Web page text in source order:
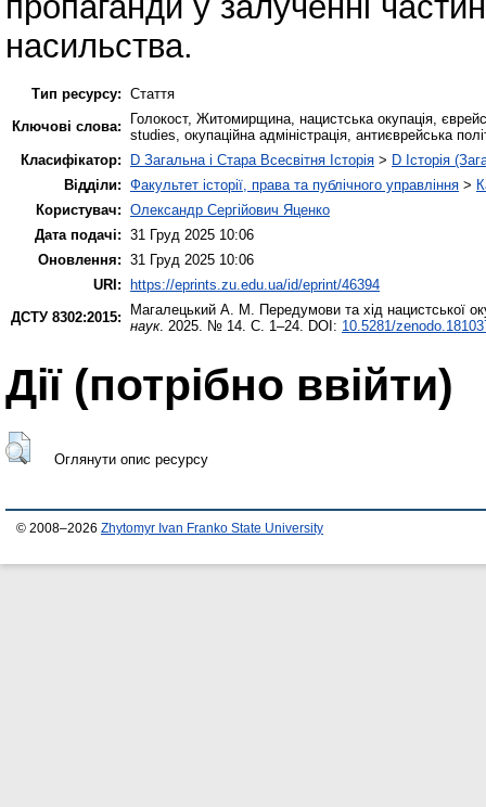
насильства.
Тип ресурсу: Стаття
Ключові слова:
Голокост, Житомирщина, нацистська окупація,
studies, окупаційна адміністрація, антиєврейська
Класифікатор:
D Загальна і Стара Всесвітня Історія > D Історія
Відділи: Факультет історії, права та публічного управління >
Користувач: Олександр Сергійович Яценко
Дата подачі: 31 Груд 2025 10:06
Оновлення: 31 Груд 2025 10:06
URI:
https://eprints.zu.edu.ua/id/eprint/46394
ДСТУ 8302:2015:
Магалецький А. М.
Передумови та хід нацистської
наук. 2025. № 14. С. 1–24. DOI: 10.5281/
Дії ​​(потрібно ввійти)
Оглянути опис ресурсу
© 2008–2026 Zhytomyr Ivan Franko State University